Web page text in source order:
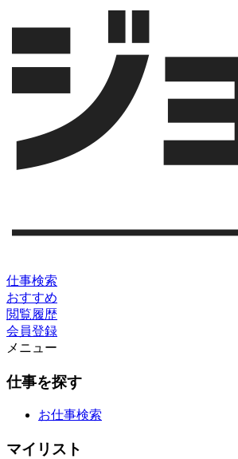
仕事検索
おすすめ
閲覧履歴
会員登録
メニュー
仕事を探す
お仕事検索
マイリスト